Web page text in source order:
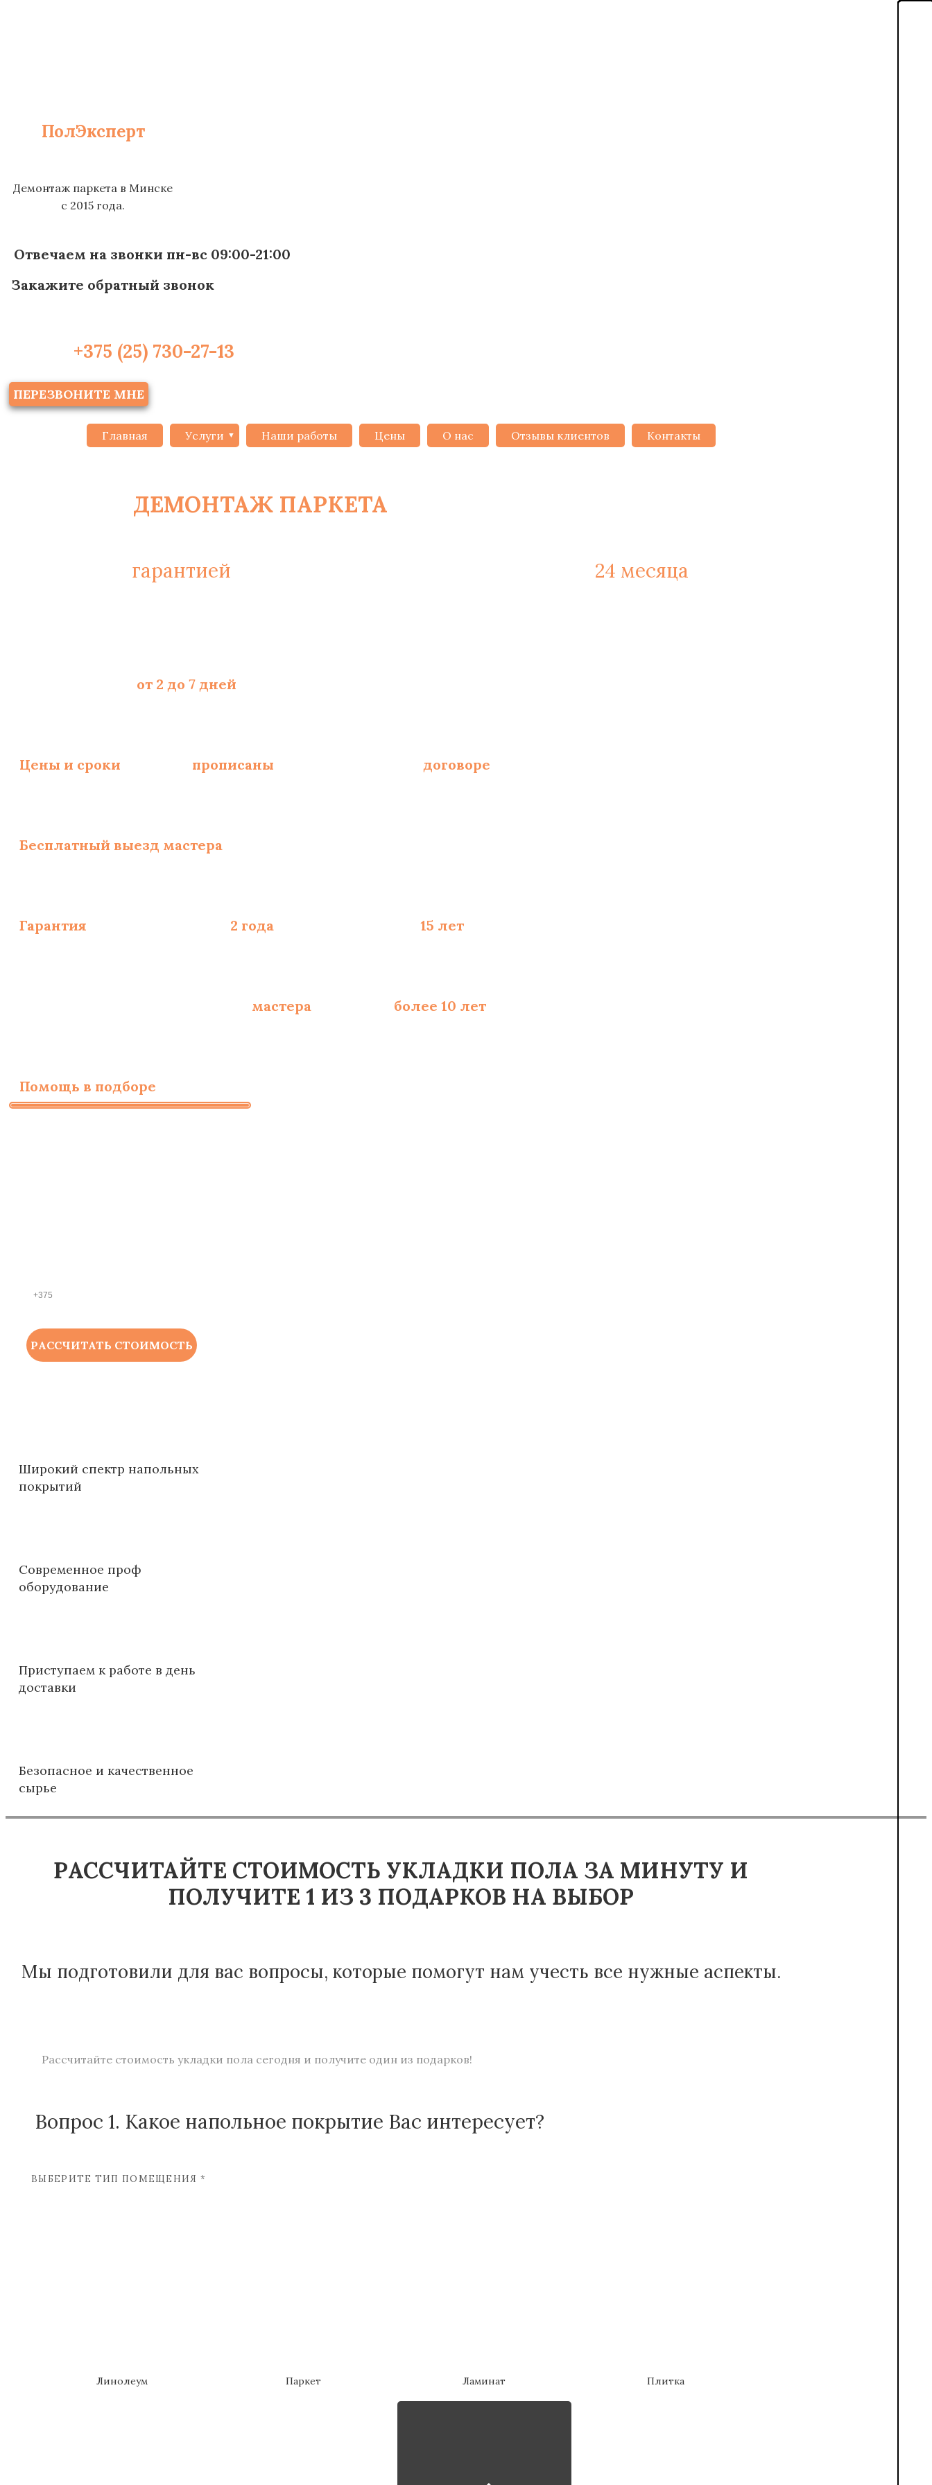
ПолЭксперт
Демонтаж паркета в Минске
с 2015 года.
Отвечаем на звонки пн-вс 09:00-21:00
Закажите обратный звонок
+375 (25) 730-27-13
ПЕРЕЗВОНИТЕ МНЕ
Главная Услуги Наши работы Цены О нас Отзывы клиентов Контакты
ДЕМОНТАЖ ПАРКЕТА
гарантией 24 месяца
от 2 до 7 дней
Цены и сроки прописаны договоре
Бесплатный выезд мастера
Гарантия 2 года 15 лет
мастера более 10 лет
Помощь в подборе
РАССЧИТАТЬ СТОИМОСТЬ
Широкий спектр напольных
покрытий
Современное проф
оборудование
Приступаем к работе в день
доставки
Безопасное и качественное
сырье
РАССЧИТАЙТЕ СТОИМОСТЬ УКЛАДКИ ПОЛА ЗА МИНУТУ И
ПОЛУЧИТЕ 1 ИЗ 3 ПОДАРКОВ НА ВЫБОР
Мы подготовили для вас вопросы, которые помогут нам учесть все нужные аспекты.
Рассчитайте стоимость укладки пола сегодня и получите один из подарков!
Вопрос 1. Какое напольное покрытие Вас интересует?
ВЫБЕРИТЕ ТИП ПОМЕЩЕНИЯ *
Линолеум Паркет Ламинат Плитка